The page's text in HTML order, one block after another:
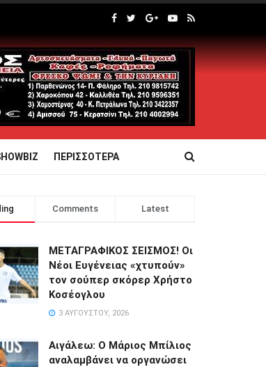
ΠΕΡΙΣΣΟΤΕΡΑ
Comments Latest
ΜΕΤΑΓΡΑΦΙΚΟΣ ΣΕΙΣΜΟΣ! Οι
Νέοι Ευγένειας «χτυπούν»
τον σούπερ σκόρερ Χρήστο
Κοσέογλου
3 ΑΥΓΟΎΣΤΟΥ, 2026
Αιγάλεω: Ο Μάριος Μπίλιος
αναλαμβάνει να οργανώσει